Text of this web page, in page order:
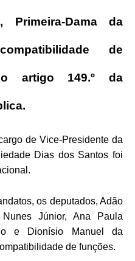
Primeira-Dama da
de
artigo 149.º da
de Vice-Presidente da
Dias dos Santos foi
os deputados, Adão
Júnior, Ana Paula
e Dionísio Manuel da
de funções.